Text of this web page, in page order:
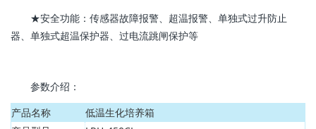
★安全功能：传感器故障报警、超温报警、单独式过升防止
器、单独式超温保护器、过电流跳闸保护等
参数介绍：
产品名称
低温生化培养箱